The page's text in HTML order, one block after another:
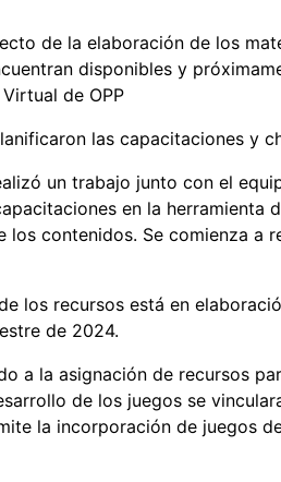
de la elaboración de los
disponibles y
de OPP
las capacitaciones y
un trabajo junto con el
en la herramienta
los contenidos. Se comienza a
los recursos está en
de 2024.
a la asignación de recursos
de los juegos se
la incorporación de juegos